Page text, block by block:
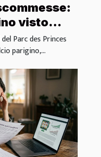
visto
Parc des Princes
parigino,...